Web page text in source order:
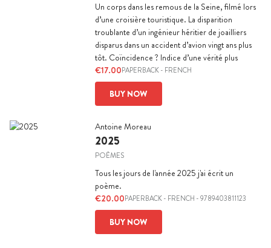
Un corps dans les remous de la Seine, filmé lors
d’une croisière touristique. La disparition
troublante d’un ingénieur héritier de joailliers
disparus dans un accident d’avion vingt ans plus
tôt. Coïncidence ? Indice d’une vérité plus
€17.00PAPERBACK- FRENCH
BUY NOW
Antoine Moreau
2025
POÈMES
Tous les jours de l'année 2025 j'ai écrit un
poème.
€20.00PAPERBACK- FRENCH - 9789403811123
BUY NOW